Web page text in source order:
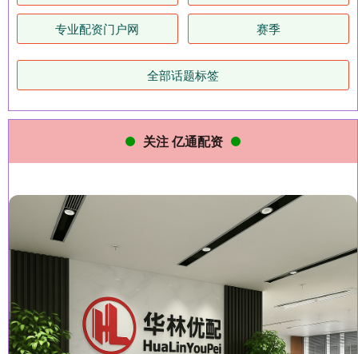
专业配资门户网 赛季
全部话题标签
关注 亿通配资